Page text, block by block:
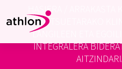
HASIERA
OSASUNTSUETARAKO
LANGILEEN ETA
INTEGRALERA